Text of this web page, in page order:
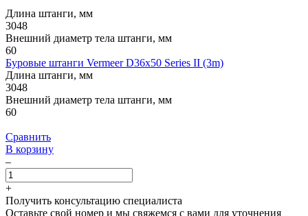
Длина штанги, мм
3048
Внешний диаметр тела штанги, мм
60
Буровые штанги Vermeer D36x50 Series II (3m)
Длина штанги, мм
3048
Внешний диаметр тела штанги, мм
60
Сравнить
В корзину
–
+
Получить консультацию специалиста
Оставьте свой номер и мы свяжемся с вами для уточнения